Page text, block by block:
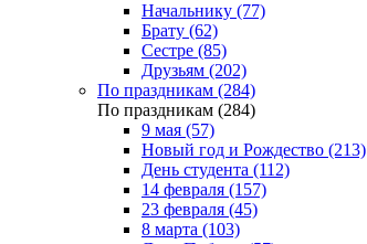
Начальнику (77)
Брату (62)
Сестре (85)
Друзьям (202)
По праздникам (284)
По праздникам (284)
9 мая (57)
Новый год и Рождество (213)
День студента (112)
14 февраля (157)
23 февраля (45)
8 марта (103)